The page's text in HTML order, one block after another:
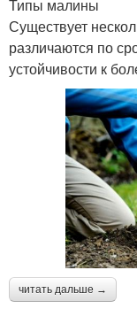
Типы малины
Существует
различаются по
устойчивости к
читать дальше →